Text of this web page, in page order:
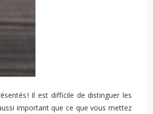
! Il est difficile de distinguer les
important que ce que vous mettez